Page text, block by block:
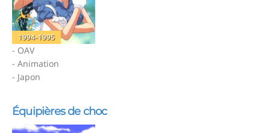
1994-1995
- OAV
- Animation
- Japon
Équipières de choc